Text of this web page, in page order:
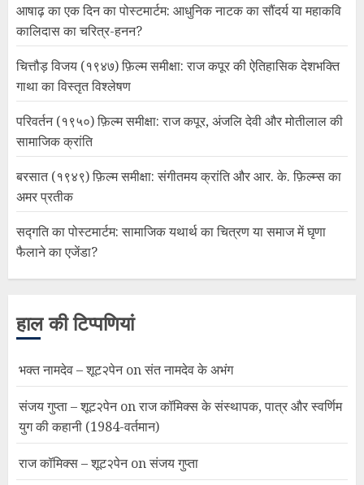
आषाढ़ का एक दिन का पोस्टमार्टम: आधुनिक नाटक का सौंदर्य या महाकवि
कालिदास का चरित्र-हनन?
चित्तौड़ विजय (१९४७) फ़िल्म समीक्षा: राज कपूर की ऐतिहासिक देशभक्ति
गाथा का विस्तृत विश्लेषण
परिवर्तन (१९५०) फ़िल्म समीक्षा: राज कपूर, अंजलि देवी और मोतीलाल की
सामाजिक क्रांति
बरसात (१९४९) फ़िल्म समीक्षा: संगीतमय क्रांति और आर. के. फ़िल्म्स का
अमर प्रतीक
सद्गति का पोस्टमार्टम: सामाजिक यथार्थ का चित्रण या समाज में घृणा
फैलाने का एजेंडा?
हाल की टिप्पणियां
भक्त नामदेव – शूट२पेनonसंत नामदेव के अभंग
संजय गुप्ता – शूट२पेनonराज कॉमिक्स के संस्थापक, पात्र और स्वर्णिम
युग की कहानी (1984-वर्तमान)
राज कॉमिक्स – शूट२पेनonसंजय गुप्ता